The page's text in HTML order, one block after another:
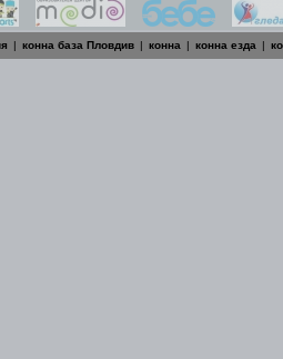
| конна база Пловдив | конна | конна езда |